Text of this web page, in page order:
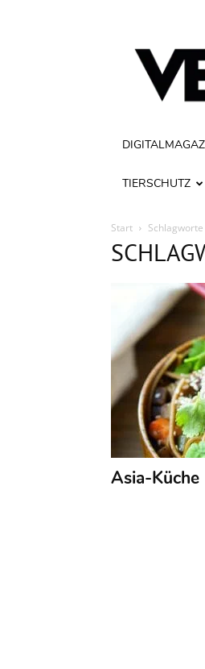
TIERSCHUTZ
Start Schlagworte
Asia-Küche